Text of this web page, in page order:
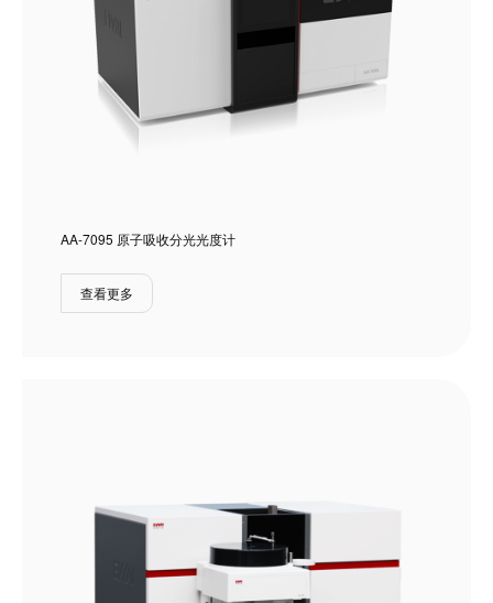
AA-7095 原子吸收分光光度计
查看更多